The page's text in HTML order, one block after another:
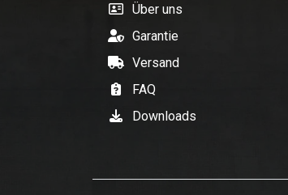
Über uns
Garantie
Versand
FAQ
Downloads